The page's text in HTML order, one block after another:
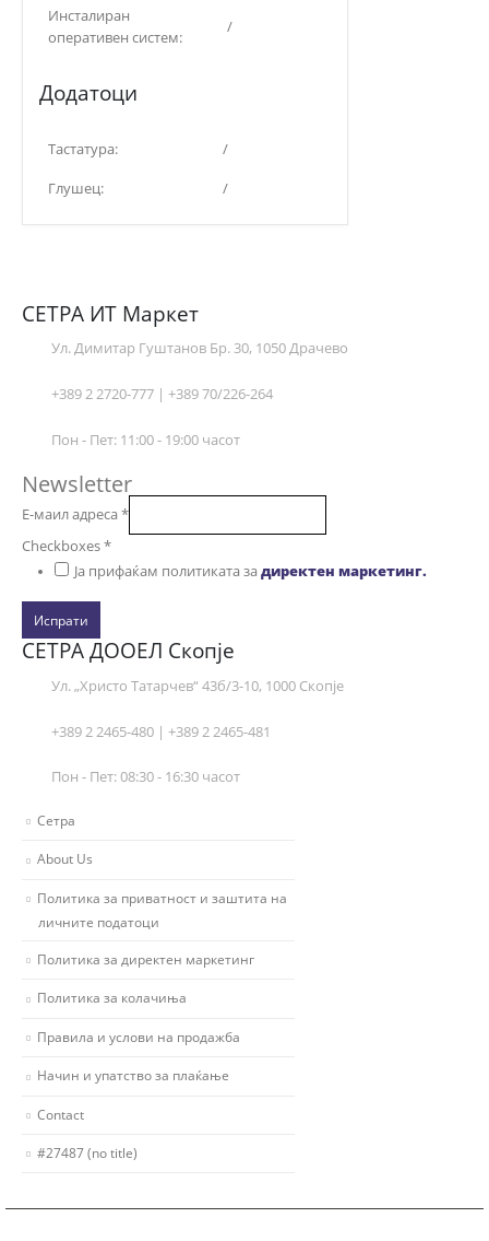
Инсталиран
оперативен систем:
/
Додатоци
Тастатура:
/
Глушец:
/
СЕТРА ИТ Маркет
Ул. Димитар Гуштанов Бр. 30, 1050 Драчево
+389 2 2720-777 | +389 70/226-264
Пон - Пет: 11:00 - 19:00 часот
Newsletter
Е-маил адреса*
Checkboxes*
Ја прифаќам политиката задиректен маркетинг.
Испрати
СЕТРА ДООЕЛ Скопје
Ул. „Христо Татарчев“ 43б/3-10, 1000 Скопје
+389 2 2465-480 | +389 2 2465-481
Пон - Пет: 08:30 - 16:30 часот
Сетра
About Us
Политика за приватност и заштита на
личните податоци
Политика за директен маркетинг
Политика за колачиња
Правила и услови на продажба
Начин и упатство за плаќање
Contact
#27487 (no title)